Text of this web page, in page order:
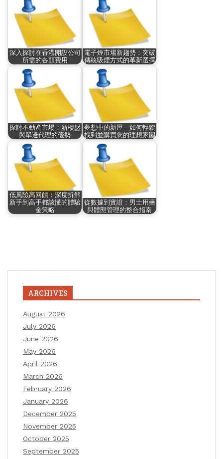
深入探討在香港開設公司
所需的各類費用
電子煙市場新趨勢：突破
傳統吸煙方式的革新選擇
探討不動產市場：新樓盤
與單邊代理的優勢
夢想中的新屋—如何輕鬆
找到並購買您的理想家園
低風險高回饋：深度拆解
新手到高手都該懂的體驗
金策略
從數據到實證：男士用藥
與體態管理的整合指南
ARCHIVES
August 2026
July 2026
June 2026
May 2026
April 2026
March 2026
February 2026
January 2026
December 2025
November 2025
October 2025
September 2025